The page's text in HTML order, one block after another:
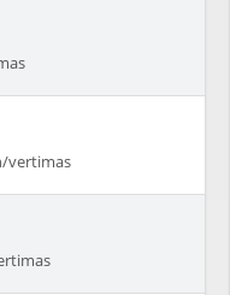
vertimas